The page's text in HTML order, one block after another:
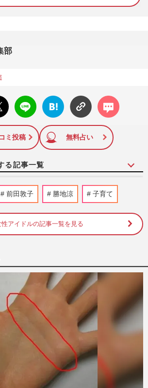
部
LINE
はてな
ブック
に追加
コメン
ト
ミ投稿 無料占い
る記事一覧
AKB48・前田敦子、最後の写真集
Beste』の1枚に相次ぐ「ノーブラ」の
刊女性PRIME 2026/2/27
”『Beste』で過去最大の露出に挑戦
パートナーは欲しい」語った大人な…
刊女性2026年2月17日号
紅白歌合戦に前田敦子らAKB48“神
が出場も「絶対的センター」にオファー
届くか、芸能界引退した渡…
刊女性PRIME
ンタロー。の高市早苗首相“誇張モノマ
”写真に「バカにしてる」と不快者続出
、若者の政治への興味に…
前田敦子 勝地涼 子育て
性アイドルの記事一覧を見る